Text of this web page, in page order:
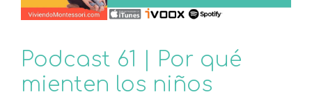
Podcast 61 | Por qué
mienten los niños